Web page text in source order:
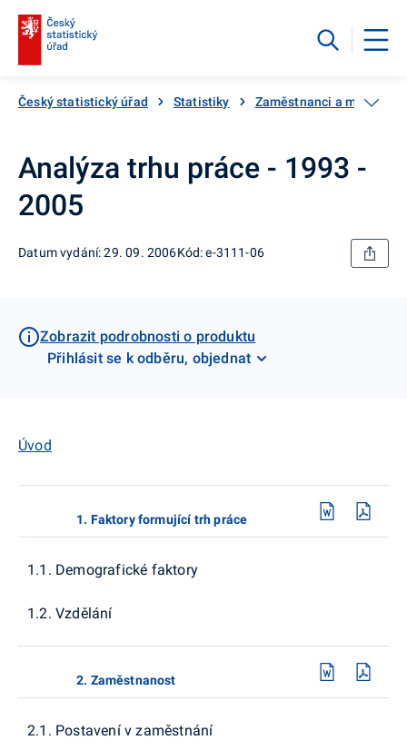
Český statistický úřad Statistiky Zaměstnanci a mzdy
Analýza trhu práce - 1993 -
2005
Datum vydání: 29. 09. 2006Kód: e-3111-06
Zobrazit podrobnosti o produktu
Přihlásit se k odběru, objednat
Úvod
1. Faktory formující trh práce
1.1. Demografické faktory
1.2. Vzdělání
2. Zaměstnanost
2.1. Postavení v zaměstnání